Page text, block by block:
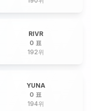
RIVR
0 표
192위
YUNA
0 표
194위